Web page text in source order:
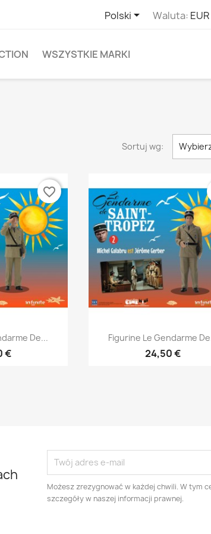
Polski Waluta:
WSZYSTKIE MARKI
Sortuj wg:
De...
€
favorite_border
Szybki podgląd
Figurine Le Gendarme
24,50 €
Możesz zrezygnować w każdej chwili. W tym
szczegóły w naszej informacji prawnej.